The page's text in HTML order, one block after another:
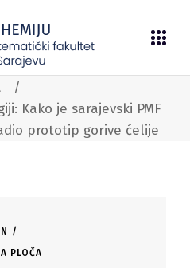
/
Kako je sarajevski PMF
prototip gorive ćelije
PLOČA